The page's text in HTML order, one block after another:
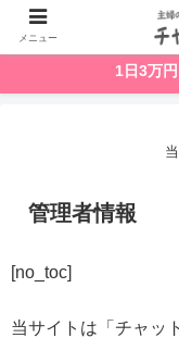
1日3万
管理者情報
[no_toc]
当サイトは「チャッ
メニュー